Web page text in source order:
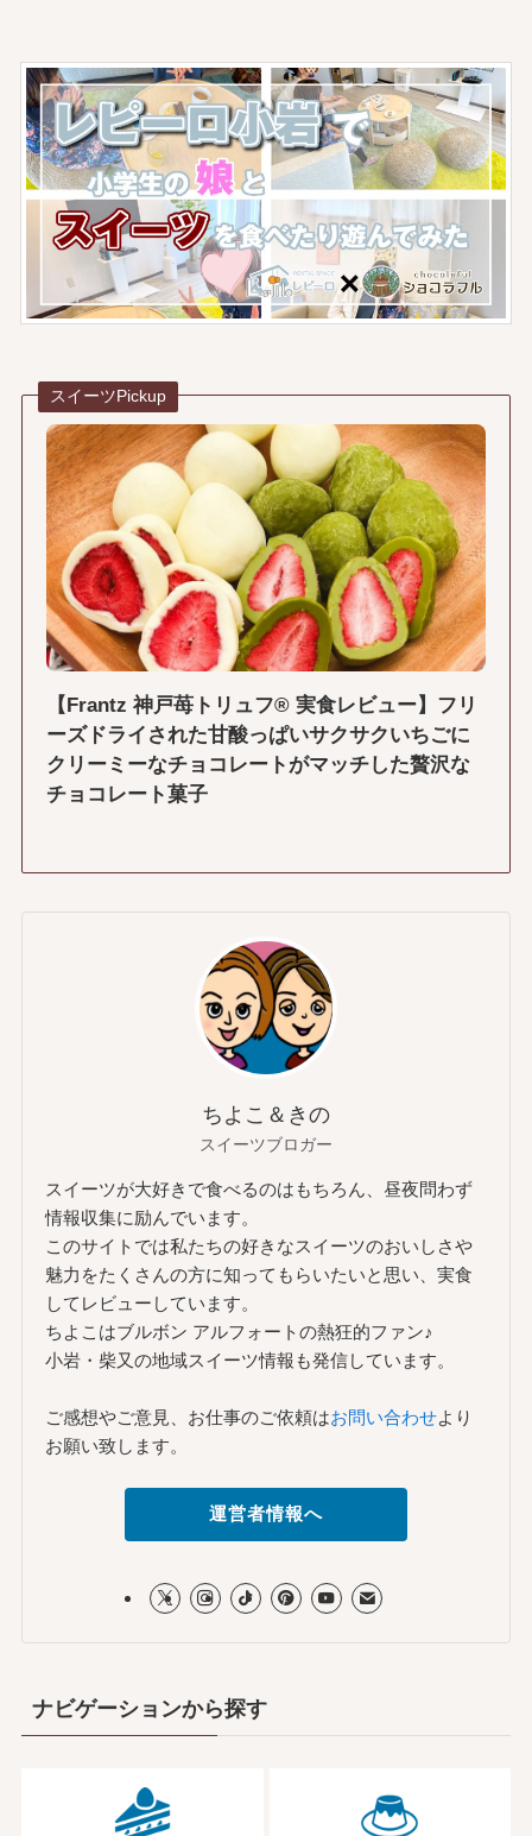
スイーツPickup
【Frantz 神戸苺トリュフ® 実食レビュー】フリ
ーズドライされた甘酸っぱいサクサクいちごに
クリーミーなチョコレートがマッチした贅沢な
チョコレート菓子
ちよこ＆きの
スイーツブロガー
スイーツが大好きで食べるのはもちろん、昼夜問わず
情報収集に励んでいます。
このサイトでは私たちの好きなスイーツのおいしさや
魅力をたくさんの方に知ってもらいたいと思い、実食
してレビューしています。
ちよこはブルボン アルフォートの熱狂的ファン♪
小岩・柴又の地域スイーツ情報も発信しています。
ご感想やご意見、お仕事のご依頼はお問い合わせより
お願い致します。
運営者情報へ
ナビゲーションから探す